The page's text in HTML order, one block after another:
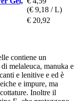
(€ 9,18 / L)
€ 20,92
contiene un
melaleuca, manuka e
e lenitive e ed è
e impure, ma
Inoltre il